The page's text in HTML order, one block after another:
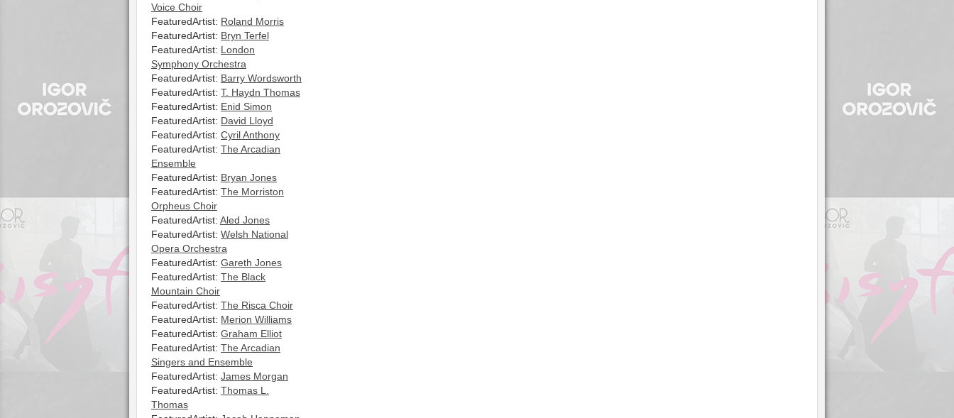
Voice Choir
FeaturedArtist: Roland Morris
FeaturedArtist: Bryn Terfel
FeaturedArtist: London
Symphony Orchestra
FeaturedArtist: Barry Wordsworth
FeaturedArtist: T. Haydn Thomas
FeaturedArtist: Enid Simon
FeaturedArtist: David Lloyd
FeaturedArtist: Cyril Anthony
FeaturedArtist: The Arcadian
Ensemble
FeaturedArtist: Bryan Jones
FeaturedArtist: The Morriston
Orpheus Choir
FeaturedArtist: Aled Jones
FeaturedArtist: Welsh National
Opera Orchestra
FeaturedArtist: Gareth Jones
FeaturedArtist: The Black
Mountain Choir
FeaturedArtist: The Risca Choir
FeaturedArtist: Merion Williams
FeaturedArtist: Graham Elliot
FeaturedArtist: The Arcadian
Singers and Ensemble
FeaturedArtist: James Morgan
FeaturedArtist: Thomas L.
Thomas